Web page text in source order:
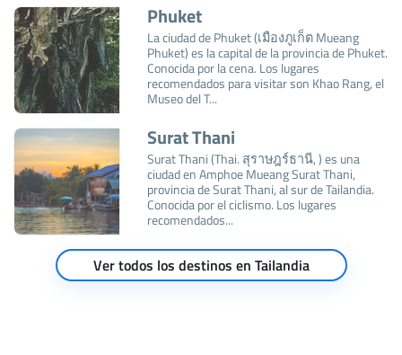
Phuket
La ciudad de Phuket (เมืองภูเก็ต Mueang
Phuket) es la capital de la provincia de Phuket.
Conocida por la cena. Los lugares
recomendados para visitar son Khao Rang, el
Museo del T...
Surat Thani
Surat Thani (Thai. สุราษฎร์ธานี, ) es una
ciudad en Amphoe Mueang Surat Thani,
provincia de Surat Thani, al sur de Tailandia.
Conocida por el ciclismo. Los lugares
recomendados...
Ver todos los destinos en Tailandia